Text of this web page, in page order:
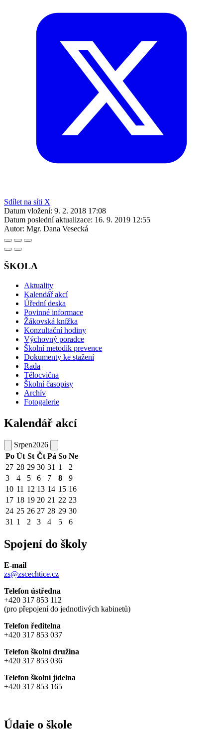
Sdílet na síti X
Datum vložení: 9. 2. 2018 17:08
Datum poslední aktualizace: 16. 9. 2019 12:55
Autor: Mgr. Dana Vesecká
ŠKOLA
Aktuality
Kalendář akcí
Úřední deska
Povinné informace
Žákovská knížka
Konzultační hodiny
Výchovný poradce
Školní metodik prevence
Dokumenty ke stažení
Rada
Tělocvična
Školní časopisy
Archív
Fotogalerie
Kalendář akcí
Srpen2026
Po Út St Čt Pá So Ne
27 28 29 30 31 1
2
3
4 5 6 7 8
9
10 11 12 13 14 15 16
17 18 19 20 21 22 23
24 25 26 27 28 29 30
31 1 2 3 4 5 6
Spojení do školy
E-mail
zs@zscechtice.cz
Telefon ústředna
+420 317 853 112
(pro přepojení do jednotlivých kabinetů)
Telefon ředitelna
+420 317 853 037
Telefon školní družina
+420 317 853 036
Telefon školní jídelna
+420 317 853 165
Údaje o škole